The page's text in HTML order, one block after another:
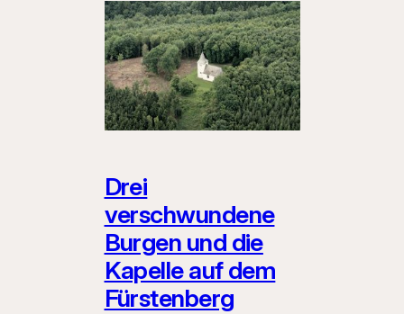
Drei
verschwundene
Burgen und die
Kapelle auf dem
Fürstenberg